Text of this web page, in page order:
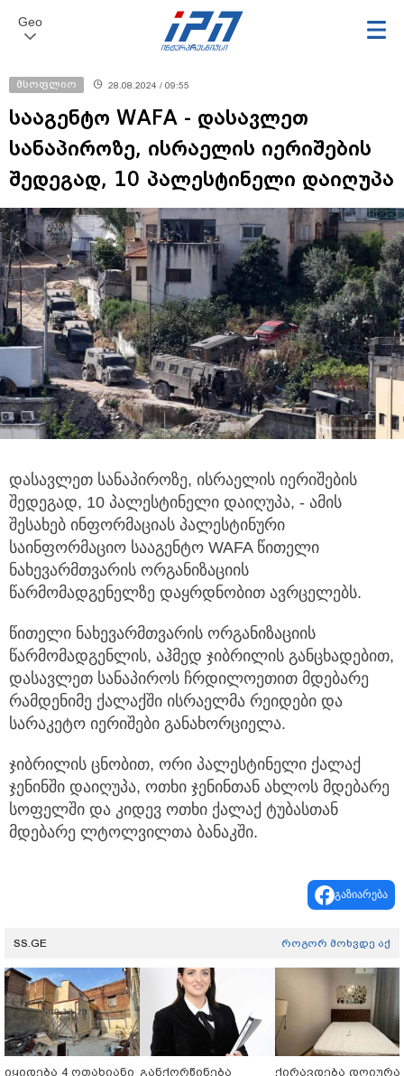
Geo
მსოფლიო 28.08.2024 / 09:55
სააგენტო WAFA - დასავლეთ
სანაპიროზე, ისრაელის იერიშების
შედეგად, 10 პალესტინელი დაიღუპა
დასავლეთ სანაპიროზე, ისრაელის იერიშების
შედეგად, 10 პალესტინელი დაიღუპა, - ამის
შესახებ ინფორმაციას პალესტინური
საინფორმაციო სააგენტო WAFA წითელი
ნახევარმთვარის ორგანიზაციის
წარმომადგენელზე დაყრდნობით ავრცელებს.
წითელი ნახევარმთვარის ორგანიზაციის
წარმომადგენლის, აჰმედ ჯიბრილის განცხადებით,
დასავლეთ სანაპიროს ჩრდილოეთით მდებარე
რამდენიმე ქალაქში ისრაელმა რეიდები და
სარაკეტო იერიშები განახორციელა.
ჯიბრილის ცნობით, ორი პალესტინელი ქალაქ
ჯენინში დაიღუპა, ოთხი ჯენინთან ახლოს მდებარე
სოფელში და კიდევ ოთხი ქალაქ ტუბასთან
მდებარე ლტოლვილთა ბანაკში.
გაზიარება
SS.GE როგორ მოხვდე აქ
იყიდება 4 ოთახიანი განქორწინება
ქირავდება